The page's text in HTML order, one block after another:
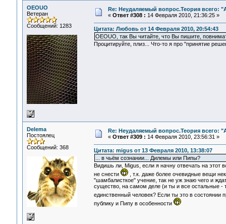
OEOUO
Ветеран
Сообщений: 1283
Re: Неудаляемый вопрос.Теория всего:
« Ответ #308 : 14 Февраля 2010, 21:36:25 »
Цитата: Любовь от 14 Февраля 2010, 20:54:43
OEOUO, так Вы читайте, что Вы пишите,
Процитируйте, плиз... Что-то я про "принятие
Delema
Постоялец
Сообщений: 368
Re: Неудаляемый вопрос.Теория всего:
« Ответ #309 : 14 Февраля 2010, 23:56:31 »
Цитата: migus от 13 Февраля 2010, 13:38:07
... в чьём сознании... Дилемы или Пипы?
Видишь ли, Migus, если я начну отвечать на этот
не снести
, т.к. даже более очевидные вещи
"шамбалисткое" учение, так не уж знаю чего и
существо, на самом деле (и ты и все остальные -
единственный человек? Если ты это в состоянии
публику и Пипу в особенности